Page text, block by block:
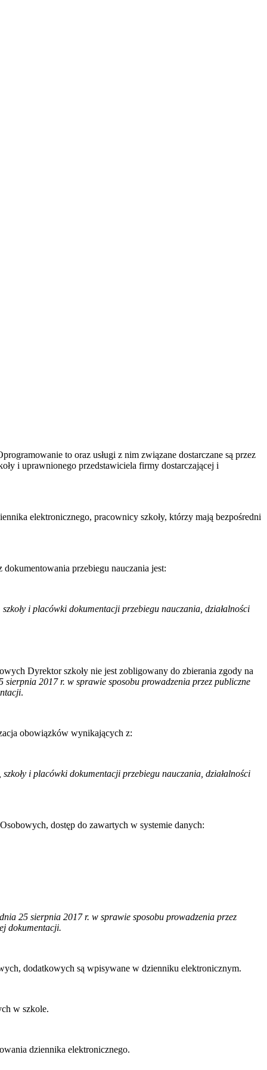
to oraz usługi z nim związane dostarczane są przez
i uprawnionego przedstawiciela firmy dostarczającej i
elektronicznego, pracownicy szkoły, którzy mają bezpośredni
przebiegu nauczania jest:
i placówki dokumentacji przebiegu nauczania, działalności
Dyrektor szkoły nie jest zobligowany do zbierania zgody na
2017 r. w sprawie sposobu prowadzenia przez publiczne
.
obowiązków wynikających z:
i placówki dokumentacji przebiegu nauczania, działalności
dostęp do zawartych w systemie danych:
25 sierpnia 2017 r. w sprawie sposobu prowadzenia przez
dokumentacji.
dodatkowych są wpisywane w dzienniku elektronicznym.
w szkole.
dziennika elektronicznego.